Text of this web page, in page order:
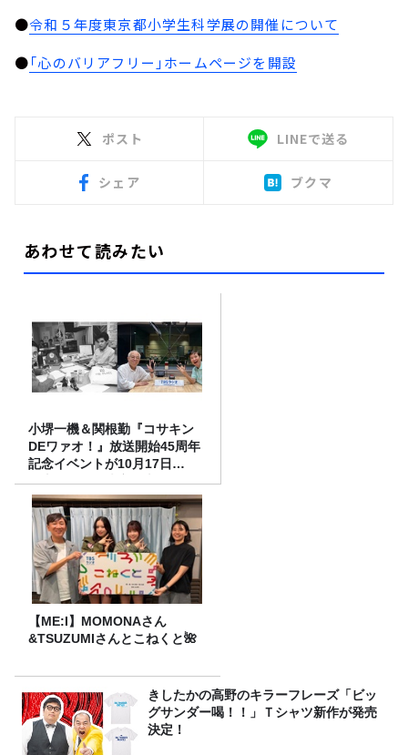
●令和５年度東京都小学生科学展の開催について
●「心のバリアフリー」ホームページを開設
ポスト LINEで送る
シェア ブクマ
あわせて読みたい
小堺一機＆関根勤『コサキン
DEワァオ！』放送開始45周年
記念イベントが10月17日
（土）に開催決定！本日より
FC先行受付スタート！
【ME:I】MOMONAさん
&TSUZUMIさんとこねくと🌺
きしたかの高野のキラーフレーズ「ビッ
グサンダー喝！！」Ｔシャツ新作が発売
決定！